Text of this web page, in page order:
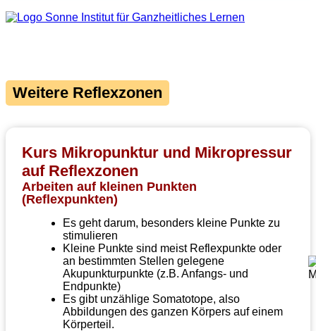
Weitere Reflexzonen
Kurs Mikropunktur und Mikropressur
auf Reflexzonen
Arbeiten auf kleinen Punkten
(Reflexpunkten)
Es geht darum, besonders kleine Punkte zu
stimulieren
Kleine Punkte sind meist Reflexpunkte oder
an bestimmten Stellen gelegene
Akupunkturpunkte (z.B. Anfangs- und
Endpunkte)
Es gibt unzählige Somatotope, also
Abbildungen des ganzen Körpers auf einem
Körperteil.